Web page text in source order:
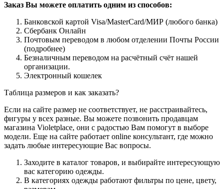
Заказ Вы можете оплатить одним из способов:
Банковской картой Visa/MasterCard/МИР (любого банка)
Сбербанк Онлайн
Почтовым переводом в любом отделении Почты России
(подробнее)
Безналичным переводом на расчётный счёт нашей
организации.
Электронный кошелек
Таблица размеров и как заказать?
Если на сайте размер не соответствует, не расстраивайтесь,
фигуры у всех разные. Вы можете позвонить продавцам
магазина Violetplace, они с радостью Вам помогут в выборе
модели. Еще на сайте работает online консультант, где можно
задать любые интересующие Вас вопросы.
Заходите в каталог товаров, и выбирайте интересующую
вас категорию одежды.
В категориях одежды работают фильтры по цене, цвету,